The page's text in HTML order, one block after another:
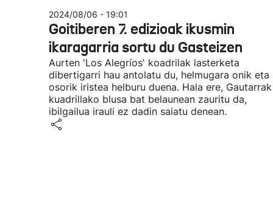
2024/08/06 - 19:01
Goitiberen 7. edizioak ikusmin
ikaragarria sortu du Gasteizen
Aurten 'Los Alegríos' koadrilak lasterketa
dibertigarri hau antolatu du, helmugara onik eta
osorik iristea helburu duena. Hala ere, Gautarrak
kuadrillako blusa bat belaunean zauritu da,
ibilgailua irauli ez dadin saiatu denean.